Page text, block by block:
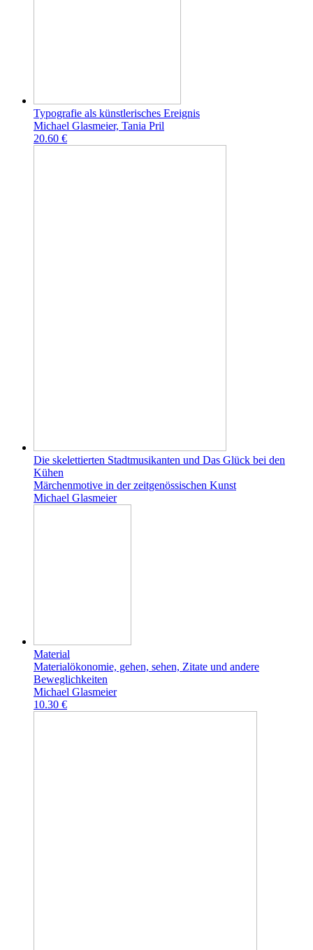
Typografie als künstlerisches Ereignis
Michael Glasmeier, Tania Pril
20.60 €
Die skelettierten Stadtmusikanten und Das Glück bei den
Kühen
Märchenmotive in der zeitgenössischen Kunst
Michael Glasmeier
Material
Materialökonomie, gehen, sehen, Zitate und andere
Beweglichkeiten
Michael Glasmeier
10.30 €